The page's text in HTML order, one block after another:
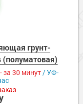
грунт-
(полуматовая)
за 30 минут/ УФ-